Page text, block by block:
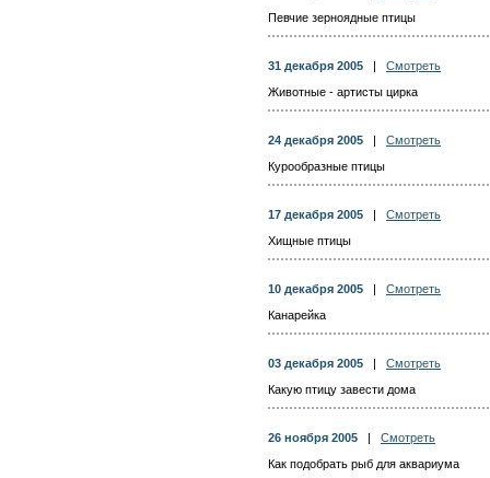
Певчие зерноядные птицы
31 декабря 2005
Смотреть
Животные - артисты цирка
24 декабря 2005
Смотреть
Курообразные птицы
17 декабря 2005
Смотреть
Хищные птицы
10 декабря 2005
Смотреть
Канарейка
03 декабря 2005
Смотреть
Какую птицу завести дома
26 ноября 2005
Смотреть
Как подобрать рыб для аквариума